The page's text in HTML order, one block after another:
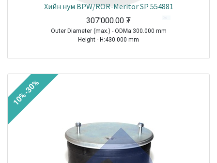
Хийн нум BPW/ROR-Meritor SP 554881
307'000.00 ₮
Outer Diameter (max.) - ODMa:300.000 mm
Height - H:430.000 mm
TRAILER|BPW|AL|1970-2021
TRAILER|BPW|Other Axle Series|1970-2021
TRAILER|ROR-MERITOR|Other Axle Series|1970-2021
10%-30%